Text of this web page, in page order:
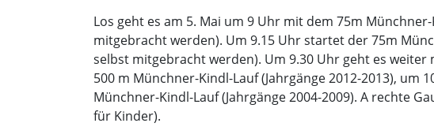
Los geht es am 5. Mai um 9 Uhr mit dem 75m
mitgebracht werden). Um 9.15 Uhr startet der 75m
selbst mitgebracht werden). Um 9.30 Uhr geht es weiter
500 m Münchner-Kindl-Lauf (Jahrgänge 2012-2013), um
Münchner-Kindl-Lauf (Jahrgänge 2004-2009). A rechte
für Kinder).